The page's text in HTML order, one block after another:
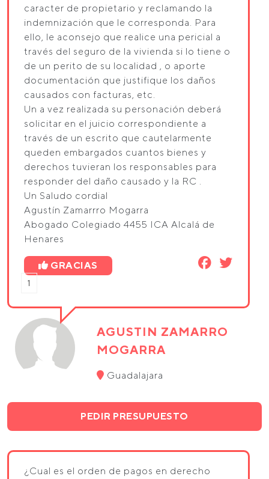
caracter de propietario y reclamando la
indemnización que le corresponda. Para
ello, le aconsejo que realice una pericial a
través del seguro de la vivienda si lo tiene o
de un perito de su localidad , o aporte
documentación que justifique los daños
causados con facturas, etc.
Un a vez realizada su personación deberá
solicitar en el juicio correspondiente a
través de un escrito que cautelarmente
queden embargados cuantos bienes y
derechos tuvieran los responsables para
responder del daño causado y la RC .
Un Saludo cordial
Agustín Zamarrro Mogarra
Abogado Colegiado 4455 ICA Alcalá de
Henares
GRACIAS
1
AGUSTIN ZAMARRO
MOGARRA
Guadalajara
PEDIR PRESUPUESTO
¿Cual es el orden de pagos en derecho